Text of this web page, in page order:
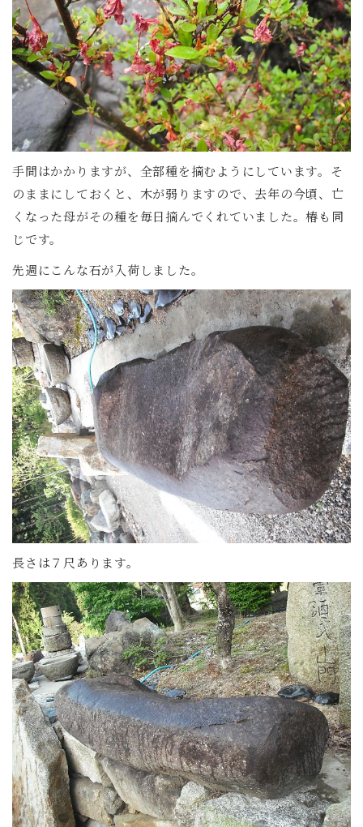
手間はかかりますが、全部種を摘むようにしています。そ
のままにしておくと、木が弱りますので、去年の今頃、亡
くなった母がその種を毎日摘んでくれていました。椿も同
じです。
先週にこんな石が入荷しました。
長さは７尺あります。